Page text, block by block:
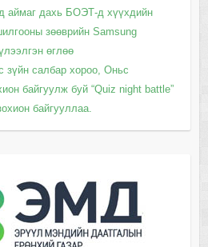
аймаг дахь БОЭТ-д хүүхдийн
зөөврийн Samsung
өглөө
зүйн салбар хороо, Оньс
байгуулж буй “Quiz night battle”
байгууллаа.